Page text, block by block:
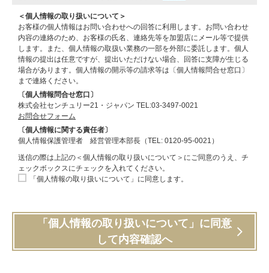
＜個人情報の取り扱いについて＞
お客様の個人情報はお問い合わせへの回答に利用します。お問い合わせ
内容の連絡のため、お客様の氏名、連絡先等を加盟店にメール等で提供
します。また、個人情報の取扱い業務の一部を外部に委託します。個人
情報の提出は任意ですが、提出いただけない場合、回答に支障が生じる
場合があります。個人情報の開示等の請求等は〔個人情報問合せ窓口〕
まで連絡ください。
〔個人情報問合せ窓口〕
株式会社センチュリー21・ジャパン TEL:03-3497-0021
お問合せフォーム
〔個人情報に関する責任者〕
個人情報保護管理者 経営管理本部長（TEL: 0120-95-0021）
送信の際は上記の＜個人情報の取り扱いについて＞にご同意のうえ、チ
ェックボックスにチェックを入れてください。
「個人情報の取り扱いについて」に同意します。
「個人情報の取り扱いについて」に同意
して内容確認へ